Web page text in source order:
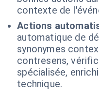
contexte de
Actions
automatique de
synonymes
contresens,
spécialisée,
technique.